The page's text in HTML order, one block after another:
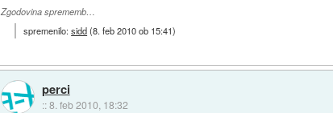
Zgodovina sprememb…
spremenilo:sidd(8. feb 2010 ob 15:41)
perci
::8. feb 2010, 18:32